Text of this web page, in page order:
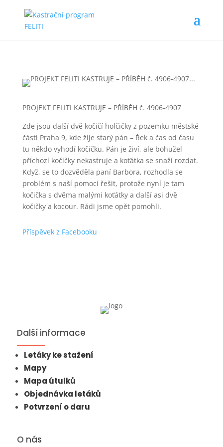
PROJEKT FELITI KASTRUJE – PŘÍBĚH č. 4906-4907
Zde jsou další dvě kočičí holčičky z pozemku městské
části Praha 9, kde žije starý pán – Řek a čas od času
tu někdo vyhodí kočičku. Pán je živí, ale bohužel
příchozí kočičky nekastruje a koťátka se snaží rozdat.
Když, se to dozvěděla paní Barbora, rozhodla se
problém s naší pomocí řešit, protože nyní je tam
kočička s dvěma malými koťátky a další asi dvě
kočičky a kocour. Rádi jsme opět pomohli.
Příspěvek z Facebooku
Další informace
Letáky ke stažení
Mapy
Mapa útulků
Objednávka letáků
Potvrzení o daru
O nás